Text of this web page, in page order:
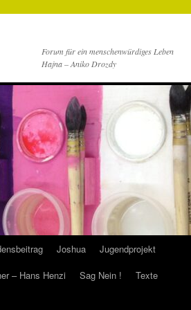
Forum für ein menschenwürdiges Leben
Hajna – Aniko Drozdy
Joshua
Jugendprojekt
– Hans Henzi Sag Nein !
Texte